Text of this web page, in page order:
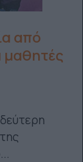
από
μαθητές